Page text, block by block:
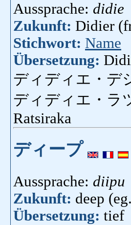
Aussprache: didie
Zukunft: Didier
Stichwort: Name
Übersetzung:
ディディエ・デ
ディディエ・ラ
Ratsiraka
ディープ
Aussprache: diipu
Zukunft: deep
Übersetzung: tief